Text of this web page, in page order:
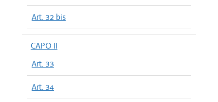
Art. 32 bis
CAPO II
Art. 33
Art. 34